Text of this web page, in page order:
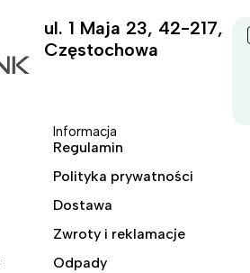
ul. 1 Maja 23, 42-217,
Częstochowa
Informacja
Regulamin
Polityka prywatności
Dostawa
Zwroty i reklamacje
Odpady